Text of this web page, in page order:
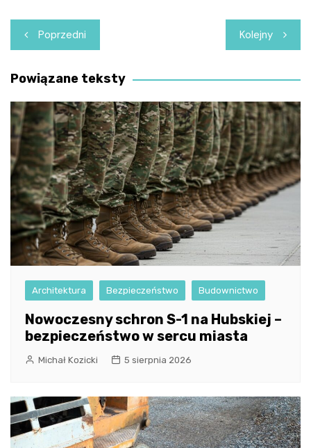
Nawigacja
wpisu
Poprzedni Kolejny
Powiązane teksty
Architektura Bezpieczeństwo Budownictwo
Nowoczesny schron S-1 na Hubskiej –
bezpieczeństwo w sercu miasta
Michał Kozicki 5 sierpnia 2026